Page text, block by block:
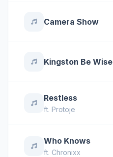
Camera Show
Kingston Be Wise
Restless
ft. Protoje
Who Knows
ft. Chronixx